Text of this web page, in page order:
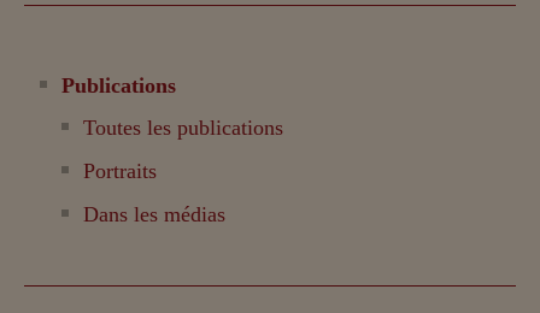
Publications
Toutes les publications
Portraits
Dans les médias